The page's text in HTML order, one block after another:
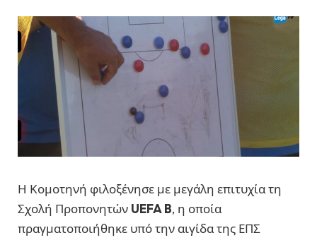
Η Κομοτηνή φιλοξένησε με μεγάλη επιτυχία τη
Σχολή Προπονητών UEFA B, η οποία
πραγματοποιήθηκε υπό την αιγίδα της ΕΠΣ